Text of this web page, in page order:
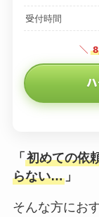
受付時間
＼
「 初めての依
らない…」
そんな方にお